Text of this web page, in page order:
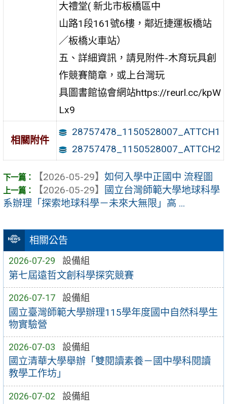
相關公告
2026-07-29 設備組
第七屆遠哲文創科學探究競賽
2026-07-17 設備組
國立臺灣師範大學辦理115學年度國中自然科學生
物實驗營
2026-07-03 設備組
國立清華大學舉辦「雙閱讀素養－國中學科閱讀
教學工作坊」
2026-07-02 設備組
大禮堂( 新北市板橋區中
山路1段161號6樓，鄰近捷運板橋站
／板橋火車站）
五、詳細資訊，請見附件-木育玩具創
作競賽簡章，或上台灣玩
具圖書館協會網站https://reurl.cc/kpW
Lx9
相關附件
28757478_1150528007_ATTCH1
28757478_1150528007_ATTCH2
【2026-05-29】 如何入學中正國中 流程圖
【2026-05-29】
國立台灣師範大學地球科學
系辦理「探索地球科學－未來大無限」高 ...